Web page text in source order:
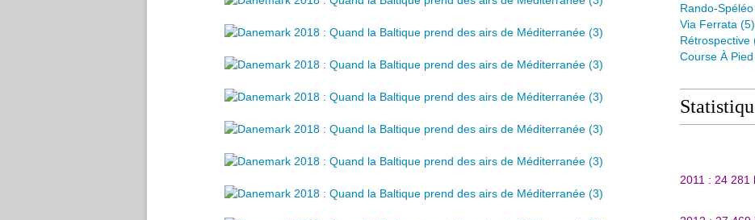
Rando-Spéléo
Via Ferrata (5)
Rétrospective
Course À Pied
2011 : 24 281